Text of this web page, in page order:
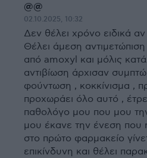
@@
02.10.2025, 10:32
Δεν θέλει χρόνο ειδικά
Θέλει άμεση
από amoxyl και μόλις
αντιβίωση άρχισαν
φούντωση , κοκκίνισμα ,
προχωράει όλο αυτό ,
παθολόγο μου που μου
μου έκανε την ένεση που
στο πρώτο φαρμακείο
επικίνδυνη και θέλει